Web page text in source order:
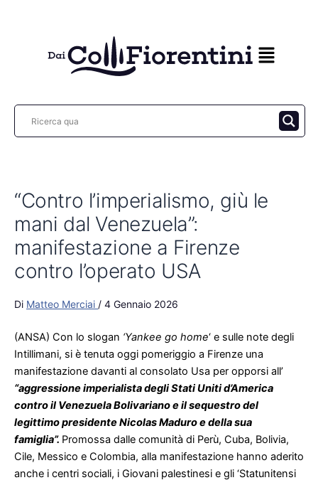
“Contro l’imperialismo, giù le
mani dal Venezuela”:
manifestazione a Firenze
contro l’operato USA
Di Matteo Merciai / 4 Gennaio 2026
(ANSA) Con lo slogan ‘Yankee go home‘ e sulle note degli
Intillimani, si è tenuta oggi pomeriggio a Firenze una
manifestazione davanti al consolato Usa per opporsi all’
“aggressione imperialista degli Stati Uniti d’America
contro il Venezuela Bolivariano e il sequestro del
legittimo presidente Nicolas Maduro e della sua
famiglia”. Promossa dalle comunità di Perù, Cuba, Bolivia,
Cile, Messico e Colombia, alla manifestazione hanno aderito
anche i centri sociali, i Giovani palestinesi e gli ‘Statunitensi